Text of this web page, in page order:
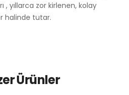
, yıllarca zor kirlenen, kolay
halinde tutar.
Ürünler